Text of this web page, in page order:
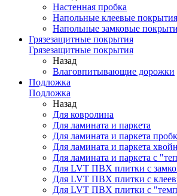
Настенная пробка
Напольные клеевые покрытия
Напольные замковые
Грязезащитные покрытия
Грязезащитные покрытия
Назад
Влаговпитывающие дорожки
Подложка
Подложка
Назад
Для ковролина
Для ламината и паркета
Для ламината и паркета
Для ламината и паркета
Для ламината и паркета с
Для LVT ПВХ плитки с
Для LVT ПВХ плитки с
Для LVT ПВХ плитки с